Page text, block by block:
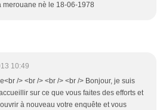
merouane nè le 18-06-1978
10:49
/> <br /> <br /> <br /> Bonjour, je suis
sur ce que vous faites des efforts et
à nouveau votre enquête et vous